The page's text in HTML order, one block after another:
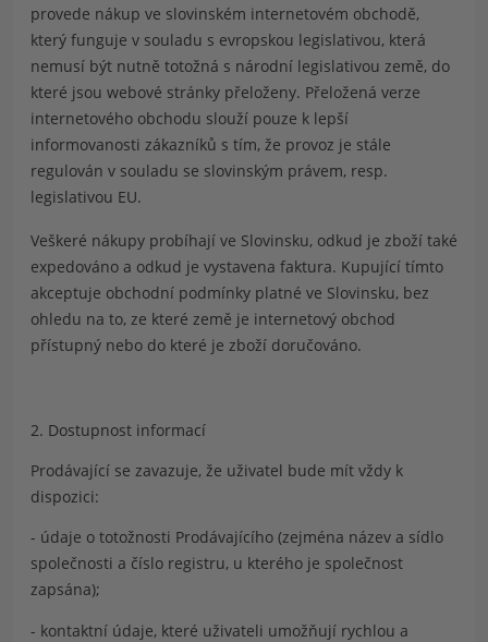
provede nákup ve slovinském internetovém obchodě,
který funguje v souladu s evropskou legislativou, která
nemusí být nutně totožná s národní legislativou země, do
které jsou webové stránky přeloženy. Přeložená verze
internetového obchodu slouží pouze k lepší
informovanosti zákazníků s tím, že provoz je stále
regulován v souladu se slovinským právem, resp.
legislativou EU.
Veškeré nákupy probíhají ve Slovinsku, odkud je zboží také
expedováno a odkud je vystavena faktura. Kupující tímto
akceptuje obchodní podmínky platné ve Slovinsku, bez
ohledu na to, ze které země je internetový obchod
přístupný nebo do které je zboží doručováno.
2. Dostupnost informací
Prodávající se zavazuje, že uživatel bude mít vždy k
dispozici:
- údaje o totožnosti Prodávajícího (zejména název a sídlo
společnosti a číslo registru, u kterého je společnost
zapsána);
- kontaktní údaje, které uživateli umožňují rychlou a